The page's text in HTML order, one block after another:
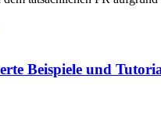
Beispiele und